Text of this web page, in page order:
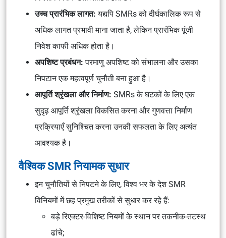
उच्च प्रारंभिक लागत: यद्यपि SMRs को दीर्घकालिक रूप से
अधिक लागत प्रभावी माना जाता है, लेकिन प्रारंभिक पूंजी
निवेश काफी अधिक होता है।
अपशिष्ट प्रबंधन: परमाणु अपशिष्ट को संभालना और उसका
निपटान एक महत्वपूर्ण चुनौती बना हुआ है।
आपूर्ति श्रृंखला और निर्माण: SMRs के घटकों के लिए एक
सुदृढ़ आपूर्ति श्रृंखला विकसित करना और गुणवत्ता निर्माण
प्रक्रियाएँ सुनिश्चित करना उनकी सफलता के लिए अत्यंत
आवश्यक है।
वैश्विक SMR नियामक सुधार
इन चुनौतियों से निपटने के लिए, विश्व भर के देश SMR
विनियमों में छह प्रमुख तरीकों से सुधार कर रहे हैं:
बड़े रिएक्टर-विशिष्ट नियमों के स्थान पर तकनीक-तटस्थ
ढांचे;